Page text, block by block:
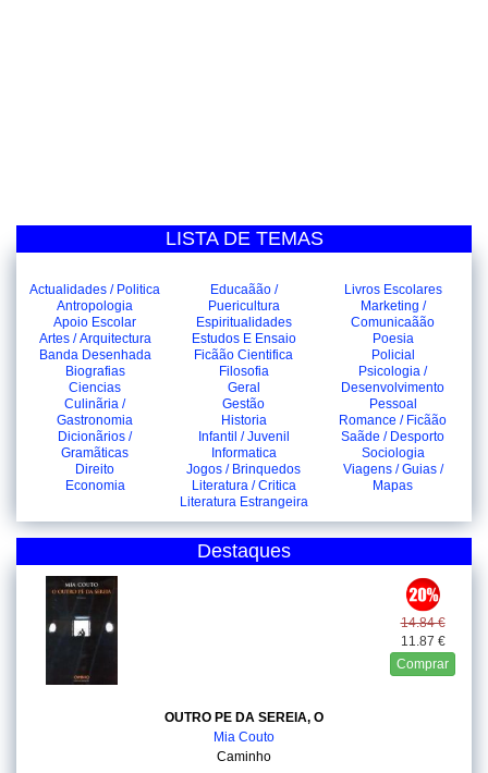
LISTA DE TEMAS
Actualidades / Politica
Antropologia
Apoio Escolar
Artes / Arquitectura
Banda Desenhada
Biografias
Ciencias
Culinãria /
Gastronomia
Dicionãrios /
Gramãticas
Direito
Economia
Educaãão /
Puericultura
Espiritualidades
Estudos E Ensaio
Ficãão Cientifica
Filosofia
Geral
Gestão
Historia
Infantil / Juvenil
Informatica
Jogos / Brinquedos
Literatura / Critica
Literatura Estrangeira
Livros Escolares
Marketing /
Comunicaãão
Poesia
Policial
Psicologia /
Desenvolvimento
Pessoal
Romance / Ficãão
Saãde / Desporto
Sociologia
Viagens / Guias /
Mapas
Destaques
14.84 €
11.87 €
Comprar
OUTRO PE DA SEREIA, O
Mia Couto
Caminho